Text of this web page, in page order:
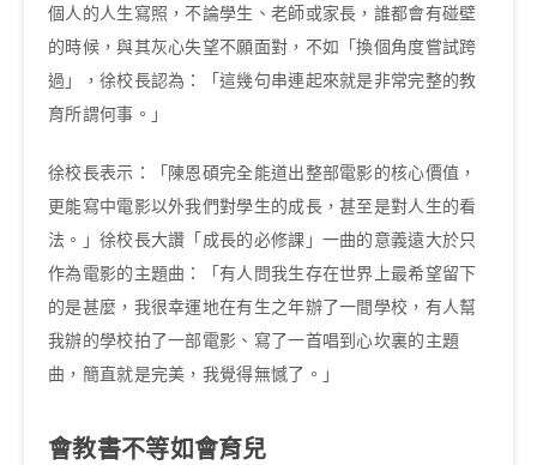
個人的人生寫照，不論學生、老師或家長，誰都會有碰壁
的時候，與其灰心失望不願面對，不如「換個角度嘗試跨
過」，徐校長認為：「這幾句串連起來就是非常完整的教
育所謂何事。」
徐校長表示：「陳恩碩完全能道出整部電影的核心價值，
更能寫中電影以外我們對學生的成長，甚至是對人生的看
法。」徐校長大讚「成長的必修課」一曲的意義遠大於只
作為電影的主題曲：「有人問我生存在世界上最希望留下
的是甚麼，我很幸運地在有生之年辦了一間學校，有人幫
我辦的學校拍了一部電影、寫了一首唱到心坎裏的主題
曲，簡直就是完美，我覺得無憾了。」
會教書不等如會育兒